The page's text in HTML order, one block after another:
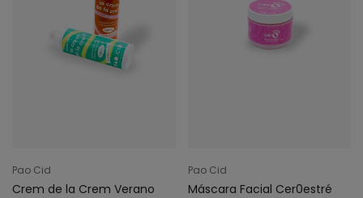
Pao Cid
Crem de la Crem Verano
Pao Cid
Máscara Facial Cer0estré